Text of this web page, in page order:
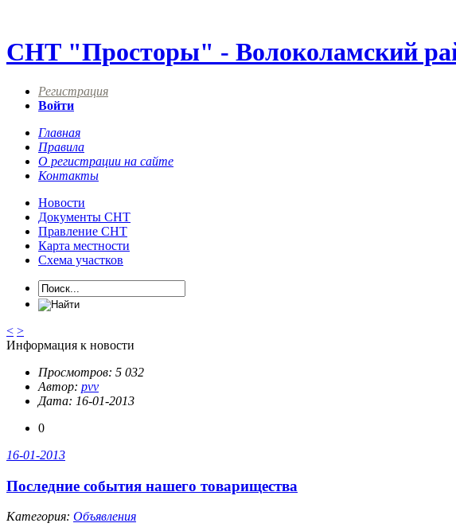
СНТ "Просторы" - Волоколамский
Регистрация
Войти
Главная
Правила
О регистрации на сайте
Контакты
Новости
Документы СНТ
Правление СНТ
Карта местности
Схема участков
< >
Информация к новости
Просмотров: 5 032
Автор: pvv
Дата: 16-01-2013
0
16-01-2013
Последние события нашего товарищества
Категория: Объявления